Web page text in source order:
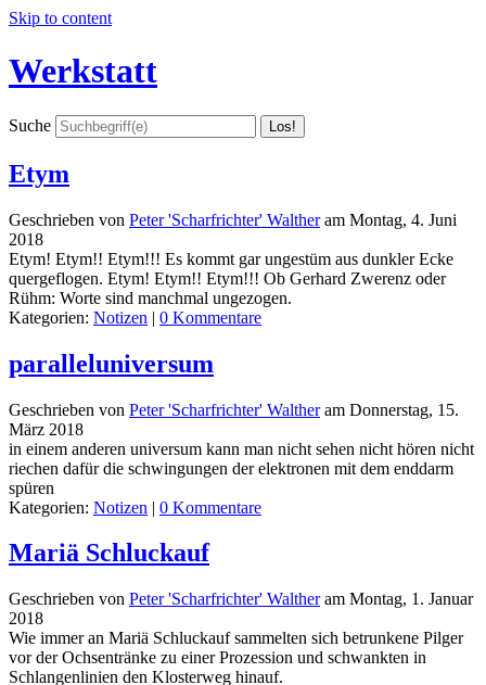
Skip to content
Werkstatt
Suche
Etym
Geschrieben von Peter 'Scharfrichter' Waltheram Montag, 4. Juni
2018
Etym! Etym!! Etym!!! Es kommt gar ungestüm aus dunkler Ecke
quergeflogen. Etym! Etym!! Etym!!! Ob Gerhard Zwerenz oder
Rühm: Worte sind manchmal ungezogen.
Kategorien: Notizen | 0 Kommentare
paralleluniversum
Geschrieben von Peter 'Scharfrichter' Waltheram Donnerstag, 15.
März 2018
in einem anderen universum kann man nicht sehen nicht hören nicht
riechen dafür die schwingungen der elektronen mit dem enddarm
spüren
Kategorien: Notizen | 0 Kommentare
Mariä Schluckauf
Geschrieben von Peter 'Scharfrichter' Waltheram Montag, 1. Januar
2018
Wie immer an Mariä Schluckauf sammelten sich betrunkene Pilger
vor der Ochsentränke zu einer Prozession und schwankten in
Schlangenlinien den Klosterweg hinauf.